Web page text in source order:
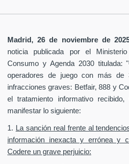
Madrid, 26 de noviembre de
noticia publicada por el
Consumo y Agenda 2030 titulada:
operadores de juego con más
infracciones graves: Betfair, 888 y
el tratamiento informativo
manifestar lo siguiente:
1. La sanción real frente al
información inexacta y errónea y
Codere un grave perjuicio: